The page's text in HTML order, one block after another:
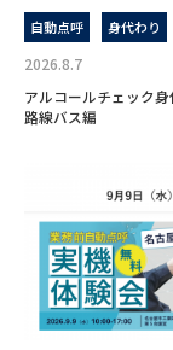
自動点呼 身代わり
2026.8.7
アルコールチェック身
路線バス編